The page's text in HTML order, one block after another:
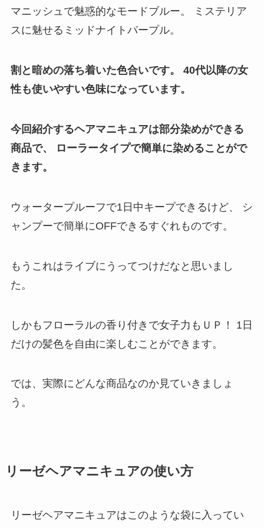
マニッシュで魅惑的なモードブルー。
ミステリア
スに魅せるミッドナイトパープル。
割と暗めの落ち着いた色合いです。
40代以降の女
性も使いやすい色味になっています。
今回紹介するヘアマニキュアは部分染めができる
商品で、
ローラータイプで簡単に染めることがで
きます。
ウォータープルーフで1日中キープできるけど、
シ
ャンプーで簡単にOFFできるすぐれものです。
もうこれはライブにうってつけだなと思いまし
た。
しかもフローラルの香り付きで女子力もＵＰ！
1日
だけの髪色を自由に楽しむことができます。
では、実際にどんな商品なのか見ていきましょ
う。
リーゼヘアマニキュアの使い方
リーゼヘアマニキュアはこのような袋に入ってい